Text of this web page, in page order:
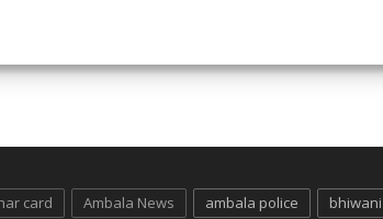
card Ambala News ambala police bhiwani